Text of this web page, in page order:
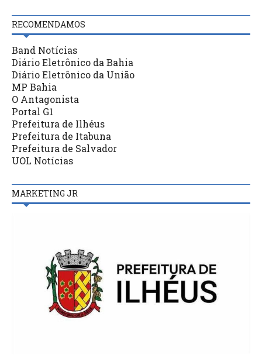
RECOMENDAMOS
Band Notícias
Diário Eletrônico da Bahia
Diário Eletrônico da União
MP Bahia
O Antagonista
Portal G1
Prefeitura de Ilhéus
Prefeitura de Itabuna
Prefeitura de Salvador
UOL Notícias
MARKETING JR